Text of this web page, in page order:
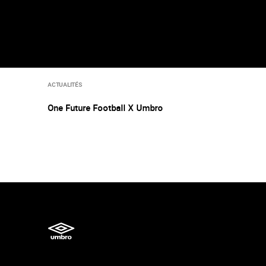
ACTUALITÉS
One Future Football X Umbro